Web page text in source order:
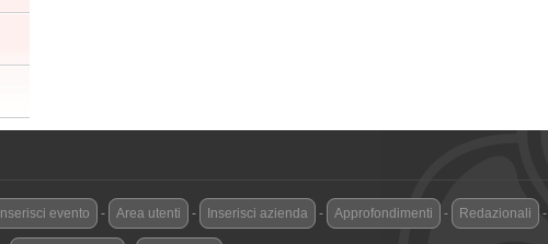
Inserisci evento - Area utenti - Inserisci azienda - Approfondimenti - Redazionali -